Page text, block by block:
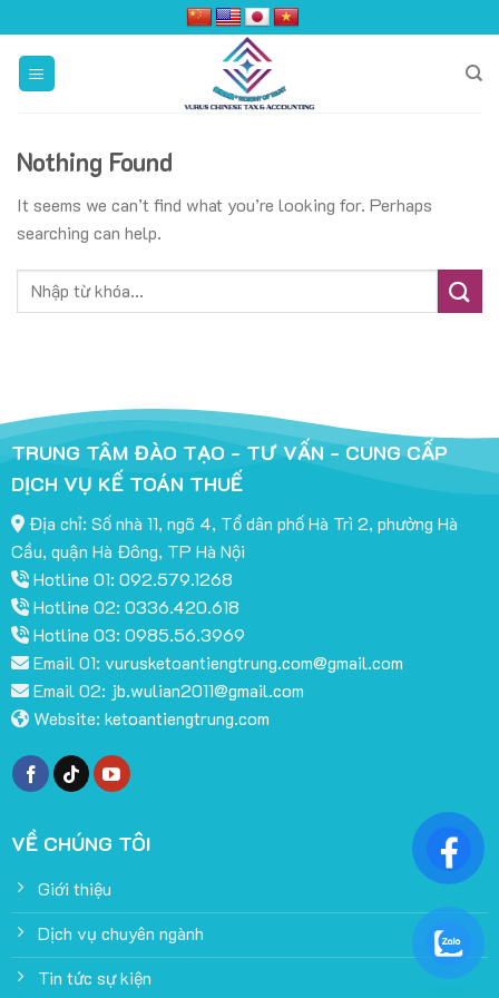
to
content
Nothing Found
It seems we can’t find what you’re looking for. Perhaps
searching can help.
TRUNG TÂM ĐÀO TẠO - TƯ VẤN - CUNG CẤP
DỊCH VỤ KẾ TOÁN THUẾ
Địa chỉ: Số nhà 11, ngõ 4, Tổ dân phố Hà Trì 2, phường Hà
Cầu, quận Hà Đông, TP Hà Nội
Hotline 01: 092.579.1268
Hotline 02: 0336.420.618
Hotline 03: 0985.56.3969
Email 01: vurusketoantiengtrung.com@gmail.com
Email 02: jb.wulian2011@gmail.com
Website: ketoantiengtrung.com
VỀ CHÚNG TÔI
Giới thiệu
Dịch vụ chuyên ngành
Tin tức sự kiện